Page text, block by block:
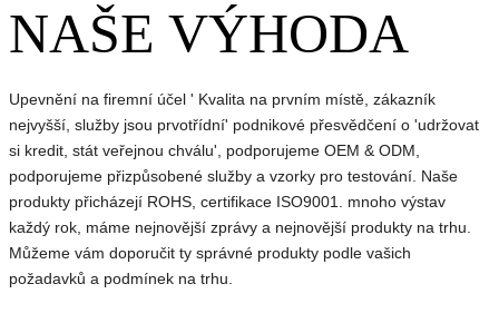
NAŠE VÝHODA
Upevnění na firemní účel ' Kvalita na prvním místě, zákazník
nejvyšší, služby jsou prvotřídní' podnikové přesvědčení o 'udržovat
si kredit, stát veřejnou chválu', podporujeme OEM & ODM,
podporujeme přizpůsobené služby a vzorky pro testování. Naše
produkty přicházejí ROHS, certifikace ISO9001. mnoho výstav
každý rok, máme nejnovější zprávy a nejnovější produkty na trhu.
Můžeme vám doporučit ty správné produkty podle vašich
požadavků a podmínek na trhu.